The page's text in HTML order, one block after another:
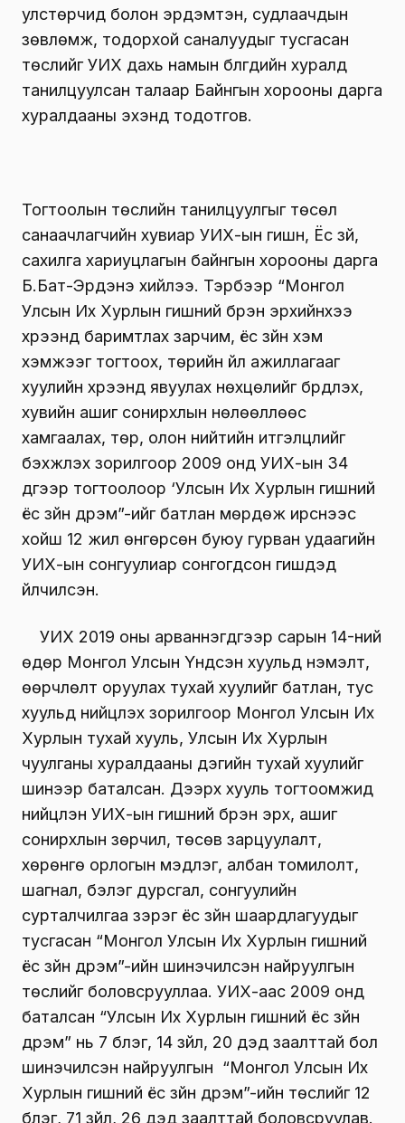
улстөрчид болон эрдэмтэн, судлаачдын
зөвлөмж, тодорхой саналуудыг тусгасан
төслийг УИХ дахь намын бүлгүүдийн хуралд
танилцуулсан талаар Байнгын хорооны дарга
хуралдааны эхэнд тодотгов.
Тогтоолын төслийн танилцуулгыг төсөл
санаачлагчийн хувиар УИХ-ын гишүүн, Ёс зүй,
сахилга хариуцлагын байнгын хорооны дарга
Б.Бат-Эрдэнэ хийлээ. Тэрбээр “Монгол
Улсын Их Хурлын гишүүний бүрэн эрхийнхээ
хүрээнд баримтлах зарчим, ёс зүйн хэм
хэмжээг тогтоох, төрийн үйл ажиллагааг
хуулийн хүрээнд явуулах нөхцөлийг бүрдүүлэх,
хувийн ашиг сонирхлын нөлөөллөөс
хамгаалах, төр, олон нийтийн итгэлцлийг
бэхжүүлэх зорилгоор 2009 онд УИХ-ын 34
дүгээр тогтоолоор ‘Улсын Их Хурлын гишүүний
ёс зүйн дүрэм”-ийг батлан мөрдөж ирснээс
хойш 12 жил өнгөрсөн буюу гурван удаагийн
УИХ-ын сонгуулиар сонгогдсон гишүүдэд
үйлчилсэн.
УИХ 2019 оны арваннэгдүгээр сарын 14-ний
өдөр Монгол Улсын Үндсэн хуульд нэмэлт,
өөрчлөлт оруулах тухай хуулийг батлан, тус
хуульд нийцүүлэх зорилгоор Монгол Улсын Их
Хурлын тухай хууль, Улсын Их Хурлын
чуулганы хуралдааны дэгийн тухай хуулийг
шинээр баталсан. Дээрх хууль тогтоомжид
нийцүүлэн УИХ-ын гишүүний бүрэн эрх, ашиг
сонирхлын зөрчил, төсөв зарцуулалт,
хөрөнгө орлогын мэдүүлэг, албан томилолт,
шагнал, бэлэг дурсгал, сонгуулийн
сурталчилгаа зэрэг ёс зүйн шаардлагуудыг
тусгасан “Монгол Улсын Их Хурлын гишүүний
ёс зүйн дүрэм”-ийн шинэчилсэн найруулгын
төслийг боловсрууллаа. УИХ-аас 2009 онд
баталсан “Улсын Их Хурлын гишүүний ёс зүйн
дүрэм” нь 7 бүлэг, 14 зүйл, 20 дэд заалттай бол
шинэчилсэн найруулгын “Монгол Улсын Их
Хурлын гишүүний ёс зүйн дүрэм”-ийн төслийг 12
бүлэг, 71 зүйл, 26 дэд заалттай боловсруулав.